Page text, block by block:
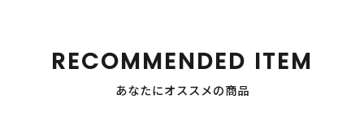
RECOMMENDED ITEM
あなたにオススメの商品